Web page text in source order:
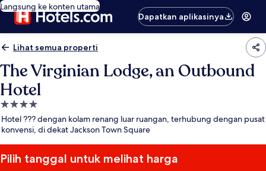
Langsung ke konten utama
Dapatkan aplikasinya
Lihat semua properti
The Virginian Lodge, an Outbound
Hotel
Properti
bintang
4.0
Hotel ??? dengan kolam renang luar ruangan, terhubung dengan pusat
konvensi, di dekat Jackson Town Square
Pilih tanggal untuk melihat harga